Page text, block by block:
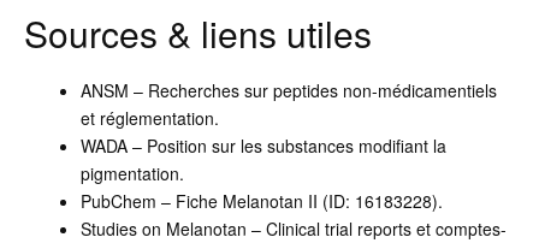
Sources & liens utiles
ANSM – Recherches sur peptides non-médicamentiels
et réglementation.
WADA – Position sur les substances modifiant la
pigmentation.
PubChem – Fiche Melanotan II (ID: 16183228).
Studies on Melanotan – Clinical trial reports et comptes-